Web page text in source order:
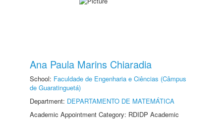
Ana Paula Marins Chiaradia
School: Faculdade de Engenharia e Ciências (Câmpus
de Guaratinguetá)
Department: DEPARTAMENTO DE MATEMÁTICA
Academic Appointment Category: RDIDP Academic